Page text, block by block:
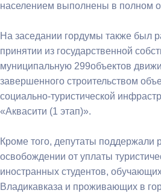
населением выполнены в полном
На заседании гордумы также был
принятии из государственной
муниципальную 299объектов
завершенного строительством
социально-туристической
«Аквасити (1 этап)».
Кроме того, депутаты поддержали
освобождении от уплаты
иностранных студентов,
Владикавказа и проживающих в